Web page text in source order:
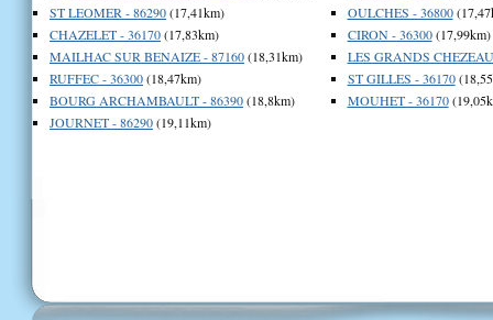
ST LEOMER - 86290(17,41km)
CHAZELET - 36170(17,83km)
MAILHAC SUR BENAIZE - 87160(18,31km)
RUFFEC - 36300(18,47km)
BOURG ARCHAMBAULT - 86390(18,8km)
JOURNET - 86290(19,11km)
OULCHES - 36800
CIRON - 36300(17,99km)
LES GRANDS
ST GILLES - 36170
MOUHET - 36170